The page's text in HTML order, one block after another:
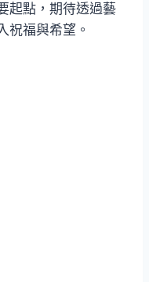
起點，期待透過藝
祝福與希望。